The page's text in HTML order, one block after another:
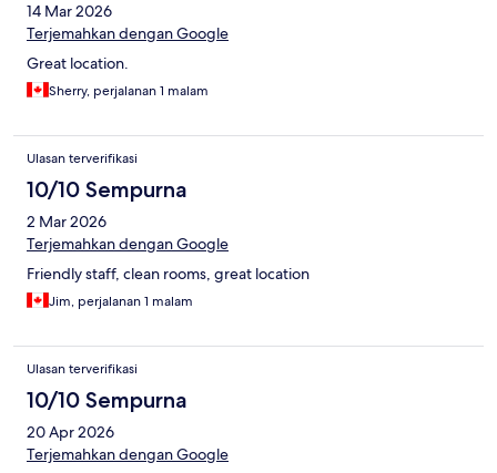
14 Mar 2026
Terjemahkan dengan Google
Great location.
Sherry, perjalanan 1 malam
Ulasan terverifikasi
10/10 Sempurna
2 Mar 2026
Terjemahkan dengan Google
Friendly staff, clean rooms, great location
Jim, perjalanan 1 malam
Ulasan terverifikasi
10/10 Sempurna
20 Apr 2026
Terjemahkan dengan Google